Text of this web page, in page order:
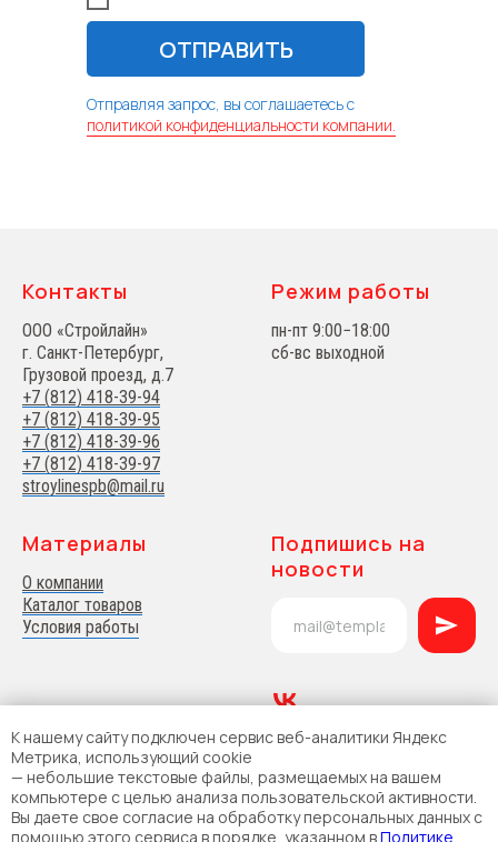
ОТПРАВИТЬ
Отправляя запрос, вы соглашаетесь с
политикой конфиденциальности компании.
Контакты
ООО «Стройлайн»
г. Санкт-Петербург,
Грузовой проезд, д.7
+7 (812) 418-39-94
+7 (812) 418-39-95
+7 (812) 418-39-96
+7 (812) 418-39-97
stroylinespb@mail.ru
Режим работы
пн-пт 9:00−18:00
сб-вс выходной
Материалы
О компании
Каталог товаров
Условия работы
Подпишись на
новости
© 2025 ООО Стройлайн
Политика конфиденциальности
К нашему сайту подключен сервис веб-аналитики Яндекс
Метрика, использующий cookie
— небольшие текстовые файлы, размещаемых на вашем
компьютере с целью анализа пользовательской активности.
Вы даете свое согласие на обработку персональных данных с
помощью этого сервиса в порядке, указанном вПолитике